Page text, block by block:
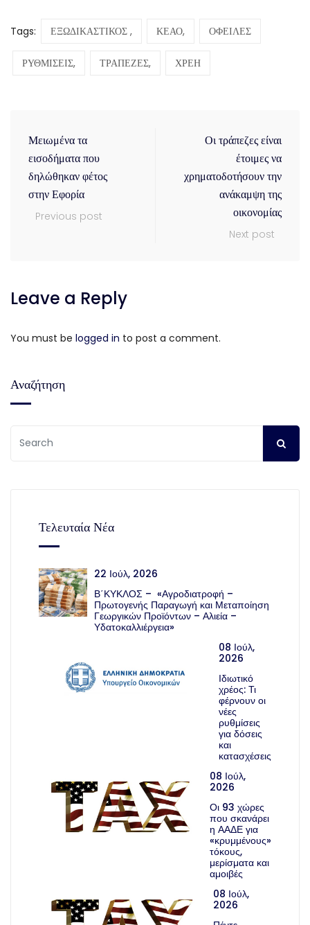
Tags: ΕΞΩΔΙΚΑΣΤΙΚΟΣ , ΚΕΑΟ, ΟΦΕΙΛΕΣ
ΡΥΘΜΙΣΕΙΣ, ΤΡΑΠΕΖΕΣ, ΧΡΕΗ
Μειωμένα τα
εισοδήματα που
δηλώθηκαν φέτος
στην Εφορία
Previous post
Οι τράπεζες είναι
έτοιμες να
χρηματοδοτήσουν την
ανάκαμψη της
οικονομίας
Next post
Leave a Reply
You must be logged in to post a comment.
Αναζήτηση
Τελευταία Νέα
22 Ιούλ, 2026
Β΄ΚΥΚΛΟΣ – «Αγροδιατροφή –
Πρωτογενής Παραγωγή και Μεταποίηση
Γεωργικών Προϊόντων – Αλιεία –
Υδατοκαλλιέργεια»
08 Ιούλ,
2026
Ιδιωτικό
χρέος: Τι
φέρνουν οι
νέες
ρυθμίσεις
για δόσεις
και
κατασχέσεις
08 Ιούλ,
2026
Οι 93 χώρες
που σκανάρει
η ΑΑΔΕ για
«κρυμμένους»
τόκους,
μερίσματα και
αμοιβές
08 Ιούλ,
2026